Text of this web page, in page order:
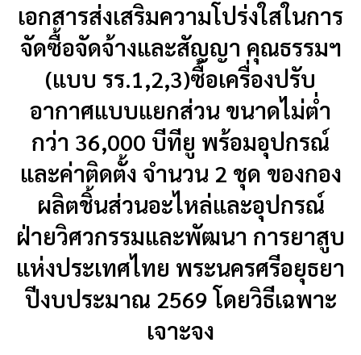
เอกสารส่งเสริมความโปร่งใสในการ
จัดซื้อจัดจ้างและสัญญา คุณธรรมฯ
(แบบ รร.1,2,3)ซื้อเครื่องปรับ
อากาศแบบแยกส่วน ขนาดไม่ต่ำ
กว่า 36,000 บีทียู พร้อมอุปกรณ์
และค่าติดตั้ง จำนวน 2 ชุด ของกอง
ผลิตชิ้นส่วนอะไหล่และอุปกรณ์
ฝ่ายวิศวกรรมและพัฒนา การยาสูบ
แห่งประเทศไทย พระนครศรีอยุธยา
ปีงบประมาณ 2569 โดยวิธีเฉพาะ
เจาะจง